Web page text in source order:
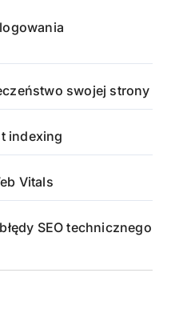
swojej strony
indexing
Vitals
SEO technicznego